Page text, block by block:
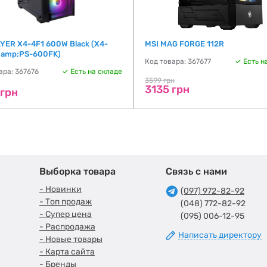
X4-4F1 600W Black (X4-
600FK)
367676 Есть на складе
MSI MAG FORGE 112R
Код товара: 367677 Есть
3599 грн
3135 грн
Выборка товара
- Новинки
- Топ продаж
- Супер цена
- Распродажа
- Новые товары
- Карта сайта
- Бренды
Связь с нами
(097) 972-82-92
(048) 772-82-92
(095) 006-12-95
Написать директору